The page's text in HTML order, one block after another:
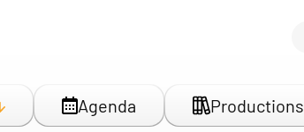
Agenda Productions